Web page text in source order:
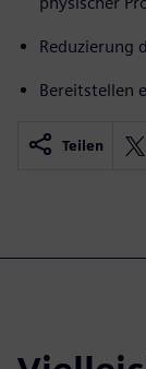
Reduzierung
Bereitstellen
Teilen